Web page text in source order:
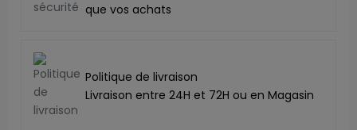
que vos achats
Politique de livraison
Livraison entre 24H et 72H ou en Magasin